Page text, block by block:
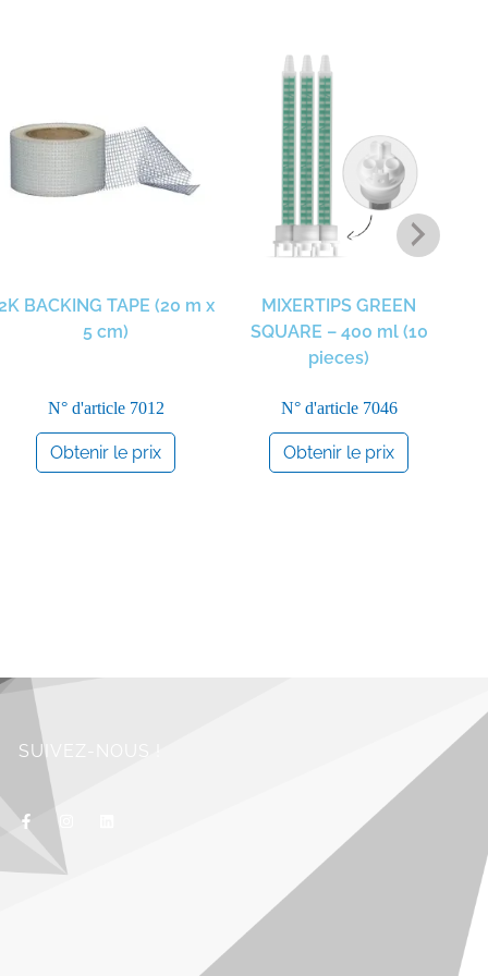
BACKING TAPE (20 m x
5 cm)
N° d'article 7012
Obtenir le prix
MIXERTIPS GREEN
SQUARE – 400 ml (10
pieces)
N° d'article 7046
Obtenir le prix
SUIVEZ-NOUS !